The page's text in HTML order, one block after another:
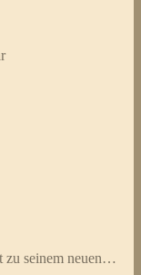
zu seinem neuen…